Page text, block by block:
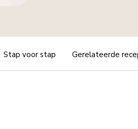
Stap voor stap Gerelateerde